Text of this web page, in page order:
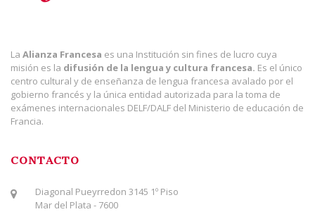
La Alianza Francesa es una Institución sin fines de lucro cuya
misión es la difusión de la lengua y cultura francesa. Es el único
centro cultural y de enseñanza de lengua francesa avalado por el
gobierno francés y la única entidad autorizada para la toma de
exámenes internacionales DELF/DALF del Ministerio de educación de
Francia.
CONTACTO
Diagonal Pueyrredon 3145 1º Piso
Mar del Plata - 7600